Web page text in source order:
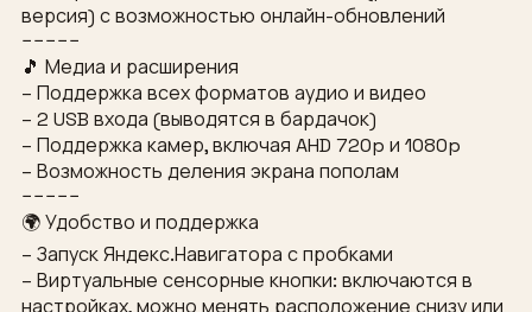
версия) с возможностью онлайн-обновлений
−−−−−
🎵 Медиа и расширения
– Поддержка всех форматов аудио и видео
– 2 USB входа (выводятся в бардачок)
– Поддержка камер, включая AHD 720p и 1080p
– Возможность деления экрана пополам
−−−−−
🌍 Удобство и поддержка
– Запуск Яндекс.Навигатора с пробками
– Виртуальные сенсорные кнопки: включаются в
настройках, можно менять расположение снизу или